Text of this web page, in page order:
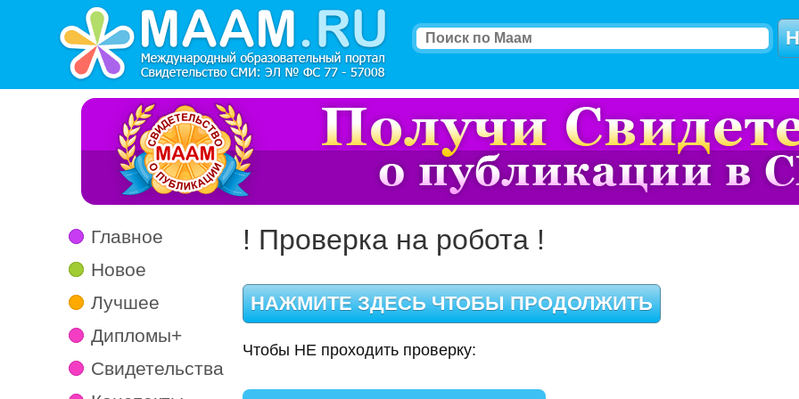
Главное
Новое
Лучшее
Дипломы+
Свидетельства
! Проверка на робота !
Чтобы НЕ проходить проверку: